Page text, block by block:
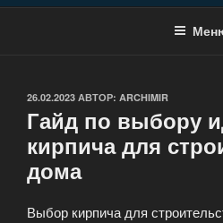
ОПУБЛИКОВАНО
26.02.2023 АВТОР: ARCHIMIR
Гайд по выбору
кирпича для
дома
Выбор кирпича для